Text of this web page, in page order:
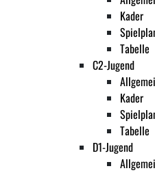
Kader
Tabelle
C2-Jugend
Kader
Tabelle
D1-Jugend